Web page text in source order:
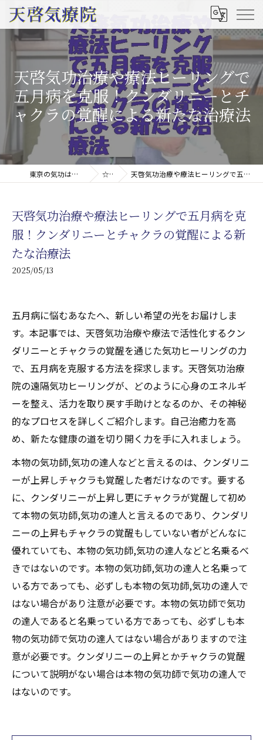
天啓気功治療や療法ヒーリングで
五月病を克服！クンダリニーとチ
ャクラの覚醒による新たな治療法
東京の気功は天啓気療院(天啓気功療法治療院) ☆コラム 天啓気功治療や療法ヒーリングで五月病を克服！クンダリニーとチャクラの覚醒による新たな治療法
天啓気功治療や療法ヒーリングで五月病を克
服！クンダリニーとチャクラの覚醒による新
たな治療法
2025/05/13
五月病に悩むあなたへ、新しい希望の光をお届けしま
す。本記事では、天啓気功治療や療法で活性化するクン
ダリニーとチャクラの覚醒を通じた気功ヒーリングの力
で、五月病を克服する方法を探求します。天啓気功治療
院の遠隔気功ヒーリングが、どのように心身のエネルギ
ーを整え、活力を取り戻す手助けとなるのか、その神秘
的なプロセスを詳しくご紹介します。自己治癒力を高
め、新たな健康の道を切り開く力を手に入れましょう。
本物の気功師,気功の達人などと言えるのは、クンダリニ
ーが上昇しチャクラも覚醒した者だけなのです。要する
に、クンダリニーが上昇し更にチャクラが覚醒して初め
て本物の気功師,気功の達人と言えるのであり、クンダリ
ニーの上昇もチャクラの覚醒もしていない者がどんなに
優れていても、本物の気功師,気功の達人などと名乗るべ
きではないのです。本物の気功師,気功の達人と名乗って
いる方であっても、必ずしも本物の気功師,気功の達人で
はない場合があり注意が必要です。本物の気功師で気功
の達人であると名乗っている方であっても、必ずしも本
物の気功師で気功の達人てはない場合がありますので注
意が必要です。クンダリニーの上昇とかチャクラの覚醒
について説明がない場合は本物の気功師で気功の達人で
はないのです。